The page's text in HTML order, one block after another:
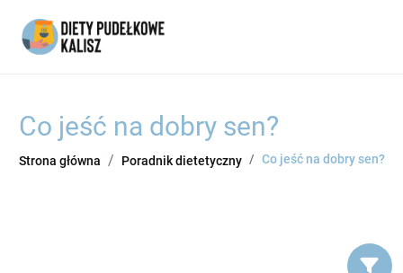
Co jeść na dobry sen?
Strona główna Poradnik dietetyczny Co jeść na dobry sen?